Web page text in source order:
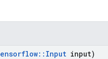
:: Input input)